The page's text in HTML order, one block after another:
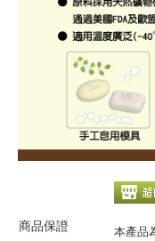
商品保證
本產品